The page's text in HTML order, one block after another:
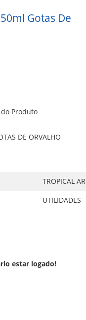
Gotas De
Produto
DE ORVALHO
TROPICAL
UTILIDADES
estar logado!